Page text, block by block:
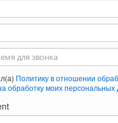
для звонка
Политику в отношении
обработку моих